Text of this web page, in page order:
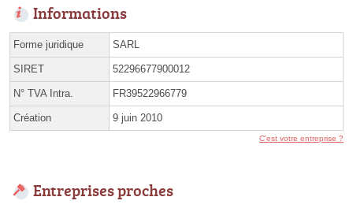
Informations
Forme juridique SARL
SIRET 52296677900012
N° TVA Intra. FR39522966779
Création 9 juin 2010
C'est votre entreprise ?
Entreprises proches